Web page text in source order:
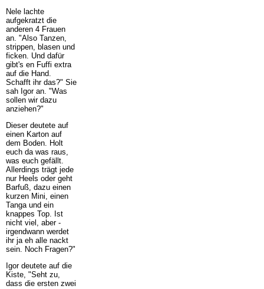
Nele lachte
aufgekratzt die
anderen 4 Frauen
an. "Also Tanzen,
strippen, blasen und
ficken. Und dafür
gibt's en Fuffi extra
auf die Hand.
Schafft ihr das?" Sie
sah Igor an. "Was
sollen wir dazu
anziehen?"
Dieser deutete auf
einen Karton auf
dem Boden. Holt
euch da was raus,
was euch gefällt.
Allerdings trägt jede
nur Heels oder geht
Barfuß, dazu einen
kurzen Mini, einen
Tanga und ein
knappes Top. Ist
nicht viel, aber -
irgendwann werdet
ihr ja eh alle nackt
sein. Noch Fragen?"
Igor deutete auf die
Kiste, "Seht zu,
dass die ersten zwei